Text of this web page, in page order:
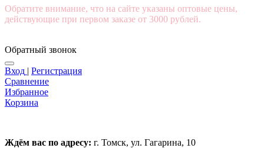
Обратите внимание, что на сайте указаны оптовые цены,
действующие при первом заказе от 3000 рублей.
Обратный звонок
Вход | Регистрация
Сравнение
Избранное
Корзина
Ждём вас по адресу: г. Томск, ул. Гагарина, 10